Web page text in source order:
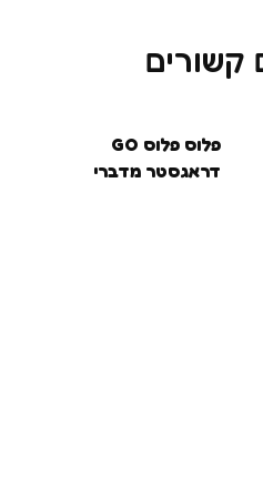
קשורים
פלוס פלוס GO
דראגסטר מדברי